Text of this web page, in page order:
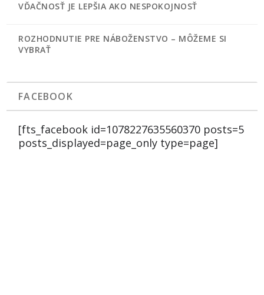
VĎAČNOSŤ JE LEPŠIA AKO NESPOKOJNOSŤ
ROZHODNUTIE PRE NÁBOŽENSTVO – MÔŽEME SI
VYBRAŤ
FACEBOOK
[fts_facebook id=1078227635560370 posts=5
posts_displayed=page_only type=page]